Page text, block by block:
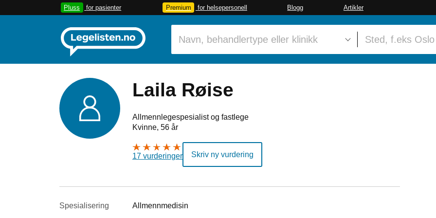
Pluss for pasienter Premium for helsepersonell Blogg Artikler
Laila Røise
Allmennlegespesialist og fastlege
Kvinne, 56 år
17 vurderinger Skriv ny vurdering
Spesialisering Allmennmedisin